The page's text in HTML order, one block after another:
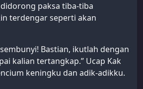
paksa tiba-tiba
terdengar seperti akan
Bastian, ikutlah dengan
kalian tertangkap.” Ucap Kak
keningku dan adik-adikku.